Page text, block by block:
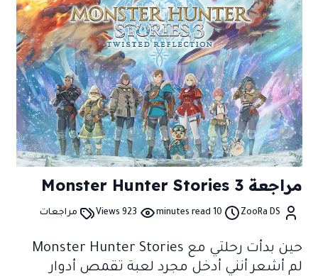
مراجعة Monster Hunter Stories 3
ZooRa DS
10 minutes read
923 Views مراجعات
حين بدأت رحلتي مع Monster Hunter Stories
لم أشعر أنني أدخل مجرد لعبة تقمص أدوار